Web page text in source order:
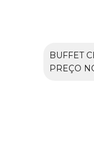
BUFFET
PREÇO